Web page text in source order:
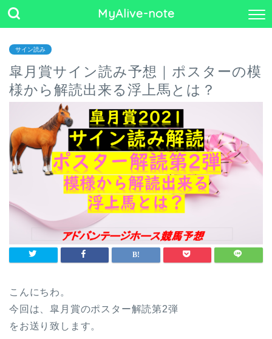
MyAlive-note
サイン読み
皐月賞サイン読み予想｜ポスターの模
様から解読出来る浮上馬とは？
こんにちわ。
今回は、皐月賞のポスター解読第2弾
をお送り致します。